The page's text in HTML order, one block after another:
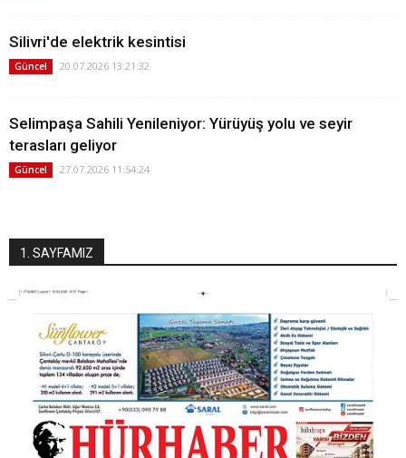
Silivri'de elektrik kesintisi
Güncel 20.07.2026 13:21:32
Selimpaşa Sahili Yenileniyor: Yürüyüş yolu ve seyir
terasları geliyor
Güncel 27.07.2026 11:54:24
1. SAYFAMIZ